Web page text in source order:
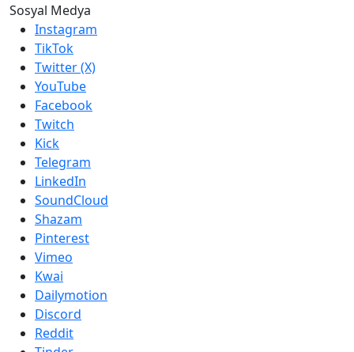
Sosyal Medya
Instagram
TikTok
Twitter (X)
YouTube
Facebook
Twitch
Kick
Telegram
LinkedIn
SoundCloud
Shazam
Pinterest
Vimeo
Kwai
Dailymotion
Discord
Reddit